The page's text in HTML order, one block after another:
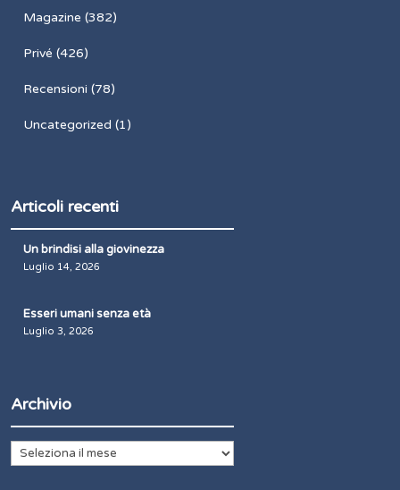
Magazine (382)
Privé (426)
Recensioni (78)
Uncategorized (1)
Articoli recenti
Un brindisi alla giovinezza
Luglio 14, 2026
Esseri umani senza età
Luglio 3, 2026
Archivio